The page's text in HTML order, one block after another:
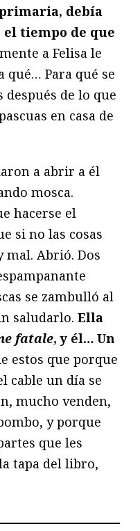
debía
tiempo de que
a Felisa le
qué… Para qué se
de lo que
en casa de
a abrir a él
mosca.
hacerse el
si no las cosas
Abrió. Dos
se zambulló al
saludarlo. Ella
fatale, y él… Un
estos que porque
cable un día se
mucho venden,
y porque
que les
tapa del libro,